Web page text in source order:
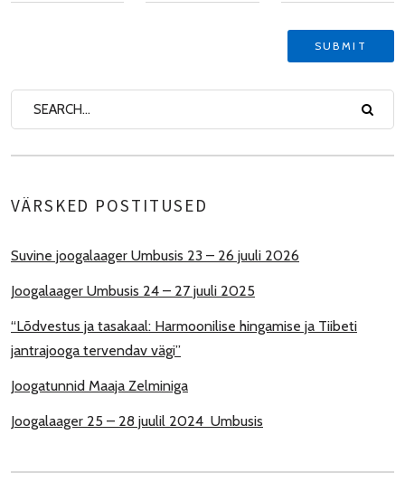
VÄRSKED POSTITUSED
Suvine joogalaager Umbusis 23 – 26 juuli 2026
Joogalaager Umbusis 24 – 27 juuli 2025
“Lõdvestus ja tasakaal: Harmoonilise hingamise ja Tiibeti
jantrajooga tervendav vägi”
Joogatunnid Maaja Zelminiga
Joogalaager 25 – 28 juulil 2024 Umbusis